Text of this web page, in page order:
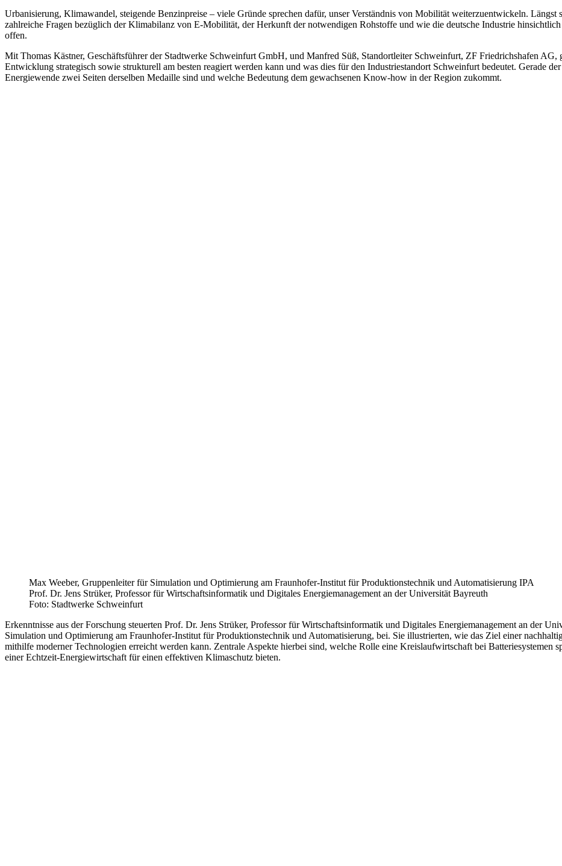
Urbanisierung, Klimawandel, steigende Benzinpreise – viele Gründe sprechen dafür, unser Verständnis von Mobilität weiterzuentwickeln. Längst
zahlreiche Fragen bezüglich der Klimabilanz von E-Mobilität, der Herkunft der notwendigen Rohstoffe und wie die deutsche Industrie
offen.
Mit Thomas Kästner, Geschäftsführer der Stadtwerke Schweinfurt GmbH, und Manfred Süß, Standortleiter Schweinfurt, ZF Friedrichshafen AG,
Entwicklung strategisch sowie strukturell am besten reagiert werden kann und was dies für den Industriestandort Schweinfurt bedeutet. Gerade
Energiewende zwei Seiten derselben Medaille sind und welche Bedeutung dem gewachsenen Know-how in der Region zukommt.
Max Weeber, Gruppenleiter für Simulation und Optimierung am Fraunhofer-Institut für Produktionstechnik und Automatisierung IPA
Prof. Dr. Jens Strüker, Professor für Wirtschaftsinformatik und Digitales Energiemanagement an der Universität Bayreuth
Foto: Stadtwerke Schweinfurt
Erkenntnisse aus der Forschung steuerten Prof. Dr. Jens Strüker, Professor für Wirtschaftsinformatik und Digitales Energiemanagement an der
Simulation und Optimierung am Fraunhofer-Institut für Produktionstechnik und Automatisierung, bei. Sie illustrierten, wie das Ziel einer
mithilfe moderner Technologien erreicht werden kann. Zentrale Aspekte hierbei sind, welche Rolle eine Kreislaufwirtschaft bei Batteriesystemen
einer Echtzeit-Energiewirtschaft für einen effektiven Klimaschutz bieten.